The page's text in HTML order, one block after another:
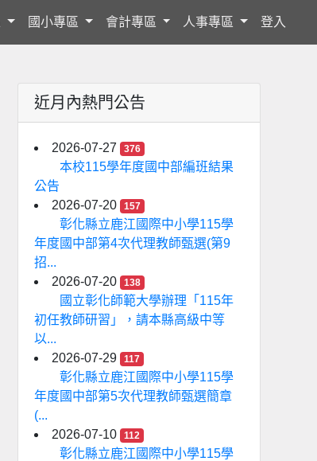
國小專區 會計專區 人事專區 登入
近月內熱門公告
2026-07-27 376
本校115學年度國中部編班結果
公告
2026-07-20
157
彰化縣立鹿江國際中小學115學
年度國中部第4次代理教師甄選(第9
招...
2026-07-20
138
國立彰化師範大學辦理「115年
初任教師研習」，請本縣高級中等
以...
2026-07-29
117
彰化縣立鹿江國際中小學115學
年度國中部第5次代理教師甄選簡章
(...
2026-07-10
112
彰化縣立鹿江國際中小學115學